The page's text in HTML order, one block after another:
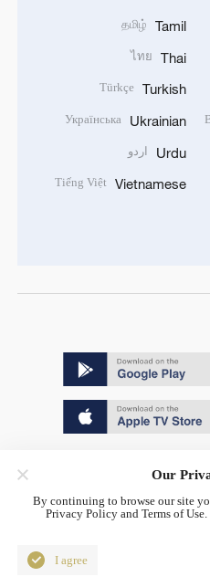
Tamil
தமிழ்
Thai
ไทย
Turkish
Türkçe
Ukrainian
Українська
Urdu اردو
Vietnamese
Tiếng Việt
Our
By continuing to browse our site
Privacy Policy and Terms of
I agree